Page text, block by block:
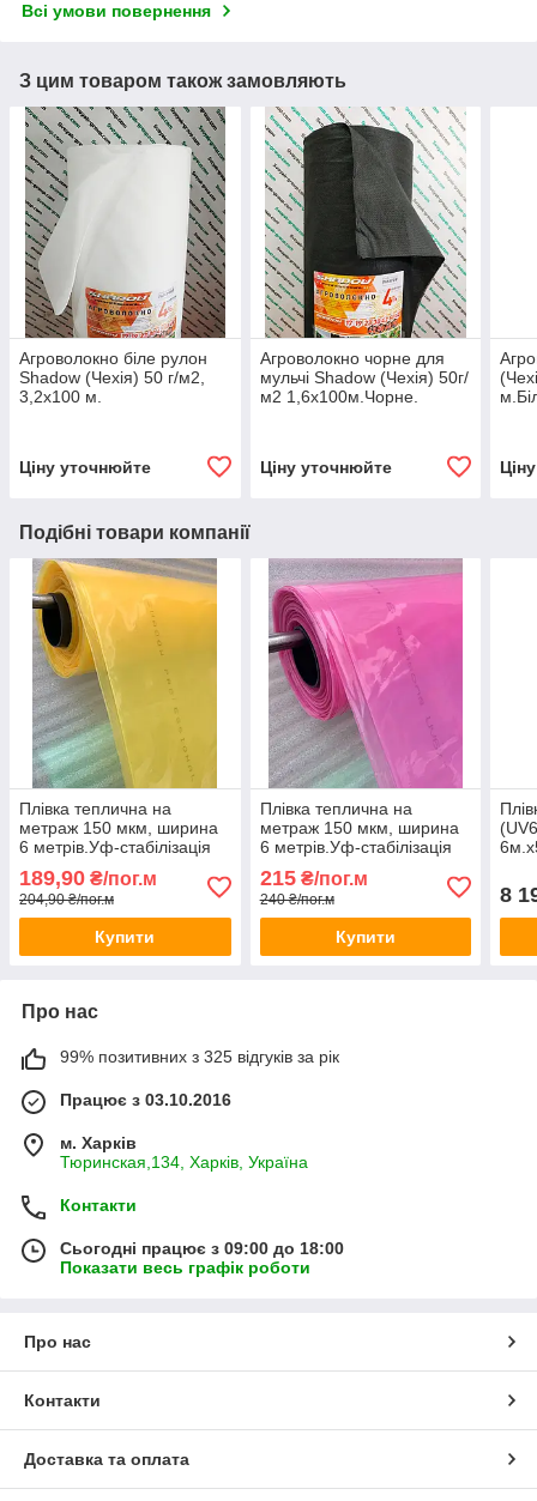
Всі умови повернення
З цим товаром також замовляють
Агроволокно біле рулон
Shadow (Чехія) 50 г/м2,
3,2х100 м.
Ціну уточнюйте
Агроволокно чорне для
мульчі Shadow (Чехія) 50г/
м2 1,6х100м.Чорне.
Ціну уточнюйте
Подібні товари компанії
Плівка теплична на
метраж 150 мкм, ширина
6 метрів.Уф-стабілізація
12 місяців.
189,90 ₴/пог.м
204,90 ₴/пог.м
Купити
Плівка теплична на
метраж 150 мкм, ширина
6 метрів.Уф-стабілізація
36 місяців.
215₴/пог.м
240 ₴/пог.м
Купити
8
Про нас
99% позитивних з 325 відгуків за рік
Працює з 03.10.2016
м. Харків
Тюринская,134, Харків, Україна
Контакти
Сьогодні працює з 09:00 до 18:00
Показати весь графік роботи
Про нас
Контакти
Доставка та оплата